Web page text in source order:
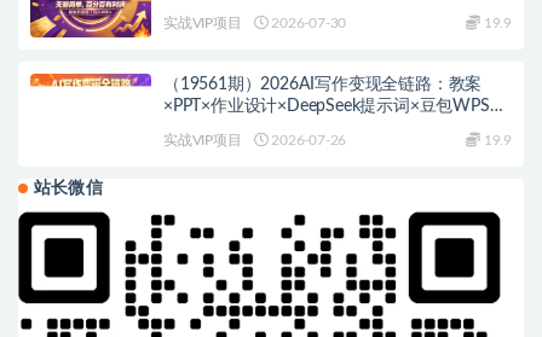
实战VIP项目 2026-07-30 19.9
（19561期）2026AI写作变现全链路：教案
×PPT×作业设计×DeepSeek提示词×豆包WPS
实战VIP项目 2026-07-26 19.9
站长微信